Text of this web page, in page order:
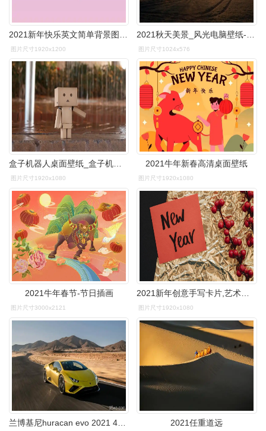
图片尺寸1920x1200 图片尺寸1024x576
盒子机器人桌面壁纸_盒子机器人高清电脑壁纸_三千图片网
图片尺寸1920x1080
2021牛年新春高清桌面壁纸
图片尺寸1920x1080
2021牛年春节-节日插画
图片尺寸3000x2121 图片尺寸1920x1080
2021任重道远